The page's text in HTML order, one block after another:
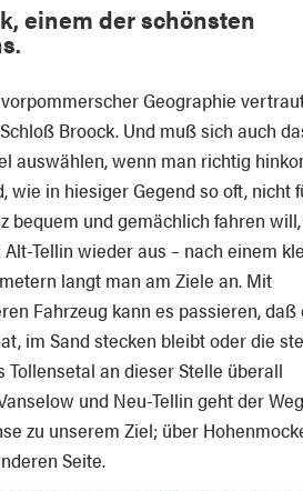
einem der schönsten
Geographie
Broock. Und muß sich auch
auswählen, wenn man richtig
wie in hiesiger Gegend so oft, nicht
bequem und gemächlich fahren
Tellin wieder aus – nach einem
langt man am Ziele an. Mit
Fahrzeug kann es passieren, daß
im Sand stecken bleibt oder die
an dieser Stelle überall
und Neu-Tellin geht der
zu unserem Ziel; über
Seite.